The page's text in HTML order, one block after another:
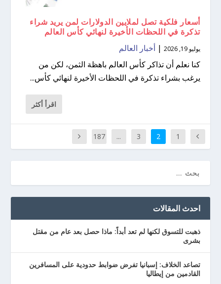
أسعار فلكية تصل لملايين الدولارات لمن يريد شراء
تذكرة في اللحظات الأخيرة لنهائي كأس العالم
يوليو 19, 2026 |أخبار العالم
كنا نعلم أن تذاكر كأس العالم باهظة الثمن، لكن من
يرغب بشراء تذكرة في اللحظات الأخيرة لنهائي كأس...
اقرأ أكثر
1
2
3
...
187
احدث المقالات
ذهبت للتسوق لكنها لم تعد أبداً: ماذا حصل بعد عام من مقتل
بشرى
تصاعد الخلاف: إسبانيا تفرض ضوابط حدودية على المسافرين
القادمين من إيطاليا